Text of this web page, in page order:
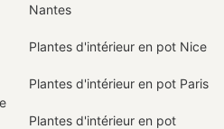
Nantes
Plantes d'intérieur en pot Nice
Plantes d'intérieur en pot Paris
Plantes d'intérieur en pot